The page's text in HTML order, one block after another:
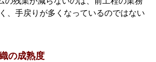
、手戻りが多くなっているのではない
の成熟度